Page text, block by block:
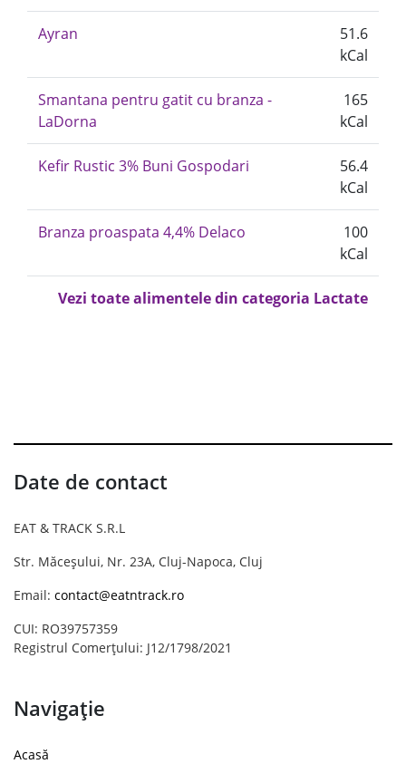
Ayran
51.6
kCal
Smantana pentru gatit cu branza -
LaDorna
165
kCal
Kefir Rustic 3% Buni Gospodari
56.4
kCal
Branza proaspata 4,4% Delaco
100
kCal
Vezi toate alimentele din categoria Lactate
Date de contact
EAT & TRACK S.R.L
Str. Măceșului, Nr. 23A, Cluj-Napoca, Cluj
Email: contact@eatntrack.ro
CUI: RO39757359
Registrul Comerțului: J12/1798/2021
Navigație
Acasă